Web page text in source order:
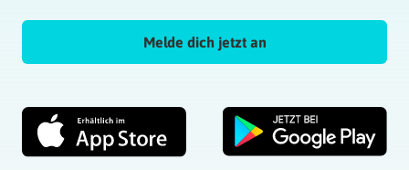
Melde dich jetzt an